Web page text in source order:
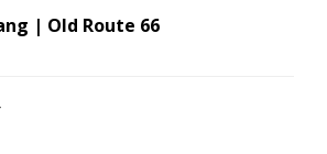
| Old Route 66